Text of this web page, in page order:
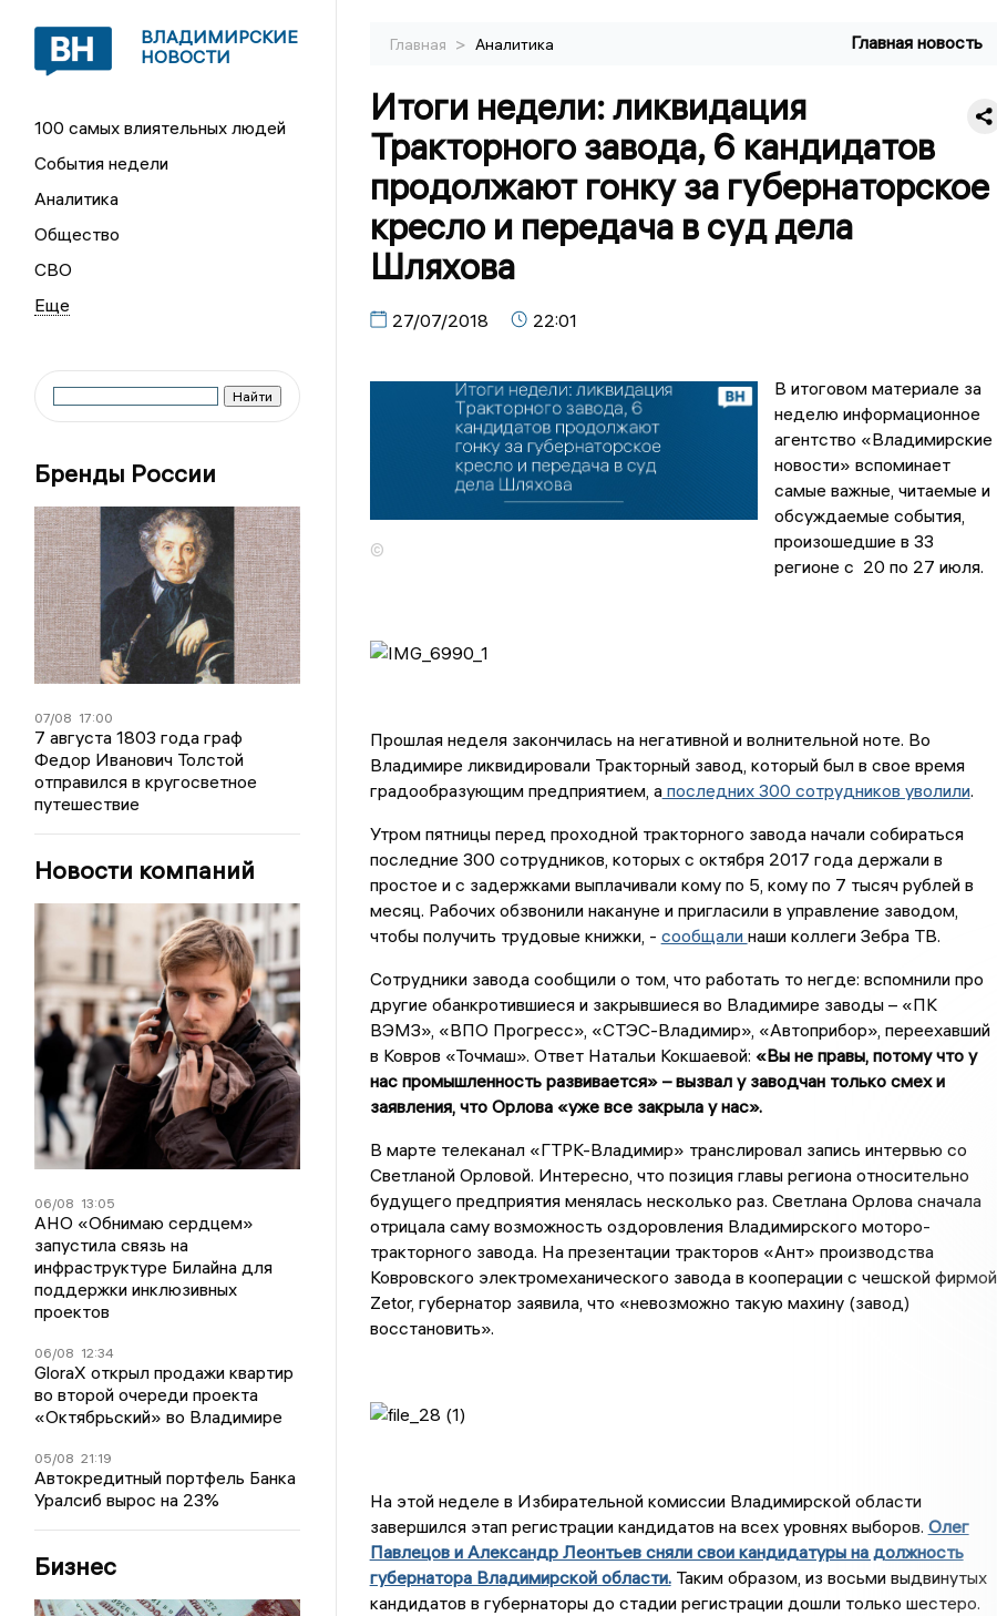
ВЛАДИМИРСКИЕ
НОВОСТИ
100 самых влиятельных людей
События недели
Аналитика
Общество
СВО
Бренды России
07/08 17:00
7 августа 1803 года граф
Федор Иванович Толстой
отправился в кругосветное
путешествие
Новости компаний
06/08 13:05
АНО «Обнимаю сердцем»
запустила связь на
инфраструктуре Билайна для
поддержки инклюзивных
проектов
06/08 12:34
GloraX открыл продажи квартир
во второй очереди проекта
«Октябрьский» во Владимире
05/08 21:19
Автокредитный портфель Банка
Уралсиб вырос на 23%
Бизнес
Главная > Аналитика Главная новость
Итоги недели: ликвидация
Тракторного завода, 6 кандидатов
продолжают гонку за губернаторское
кресло и передача в суд дела
Шляхова
27/07/2018 22:01
©
В итоговом материале за
неделю информационное
агентство «Владимирские
новости» вспоминает
самые важные, читаемые и
обсуждаемые события,
произошедшие в 33
регионе с 20 по 27 июля.
Прошлая неделя закончилась на негативной и волнительной ноте. Во
Владимире ликвидировали Тракторный завод, который был в свое время
градообразующим предприятием, апоследних 300 сотрудников уволили.
Утром пятницы перед проходной тракторного завода начали собираться
последние 300 сотрудников, которых с октября 2017 года держали в
простое и с задержками выплачивали кому по 5, кому по 7 тысяч рублей в
месяц. Рабочих обзвонили накануне и пригласили в управление заводом,
чтобы получить трудовые книжки, - сообщали наши коллеги Зебра ТВ.
Сотрудники завода сообщили о том, что работать то негде: вспомнили про
другие обанкротившиеся и закрывшиеся во Владимире заводы – «ПК
ВЭМЗ», «ВПО Прогресс», «СТЭС-Владимир», «Автоприбор», переехавший
в Ковров «Точмаш». Ответ Натальи Кокшаевой: «Вы не правы, потому что у
нас промышленность развивается» – вызвал у заводчан только смех и
заявления, что Орлова «уже все закрыла у нас».
В марте телеканал «ГТРК-Владимир» транслировал запись интервью со
Светланой Орловой. Интересно, что позиция главы региона относительно
будущего предприятия менялась несколько раз. Светлана Орлова сначала
отрицала саму возможность оздоровления Владимирского моторо-
тракторного завода. На презентации тракторов «Ант» производства
Ковровского электромеханического завода в кооперации с чешской фирмой
Zetor, губернатор заявила, что «невозможно такую махину (завод)
восстановить».
На этой неделе в Избирательной комиссии Владимирской области
завершился этап регистрации кандидатов на всех уровнях выборов. Олег
Павлецов и Александр Леонтьев сняли свои кандидатуры на должность
губернатора Владимирской области.Таким образом, из восьми выдвинутых
кандидатов в губернаторы до стадии регистрации дошли только шестеро.